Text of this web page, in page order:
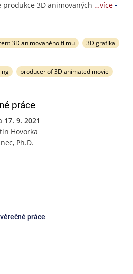
3D animovaných …více
3D animovaného filmu 3D grafika
producer of 3D animated movie
práce
17. 9. 2021
Hovorka
Ph.D.
práce